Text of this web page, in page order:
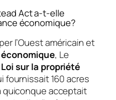
Act a-t-elle
économique?
l’Ouest américain et
, Le
Loi sur la propriété
fournissait 160 acres
quiconque acceptait